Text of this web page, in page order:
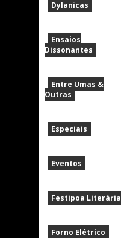
Dylanicas
Ensaios
Dissonantes
Entre Umas &
Outras
Especiais
Eventos
Festipoa Literária
Forno Elétrico